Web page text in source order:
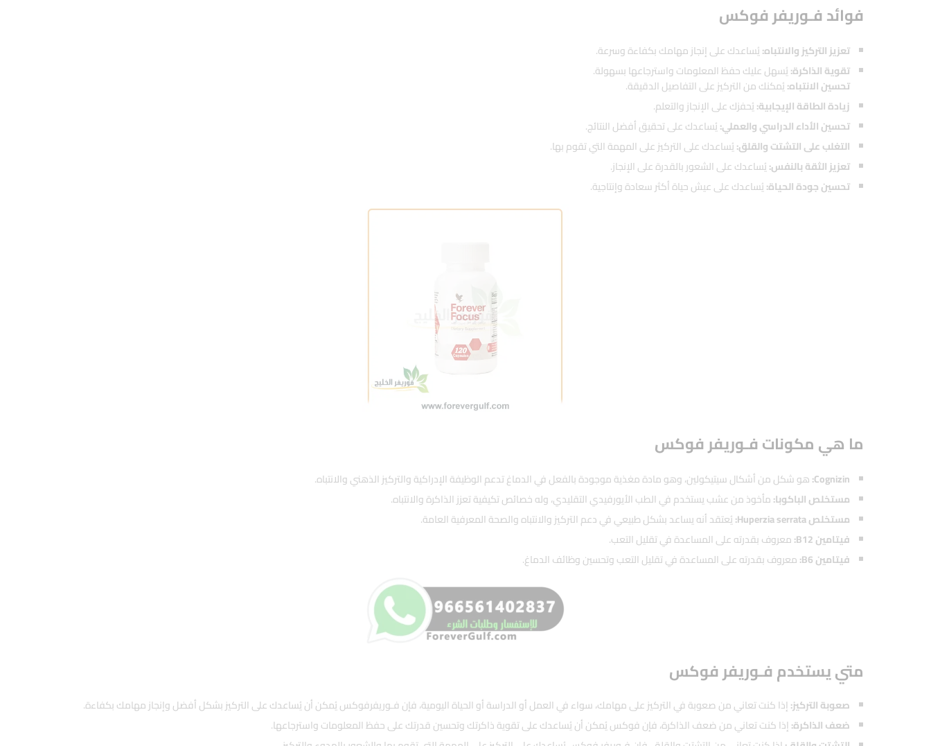
فوائد فـوريفر فوكس
تعزيز التركيز والانتباه:يُساعدك على إنجاز مهامك بكفاءة وسرعة.
تقوية الذاكرة:يُسهل عليك حفظ المعلومات واسترجاعها بسهولة.
تحسين الانتباه:يُمكنك من التركيز على التفاصيل الدقيقة.
زيادة الطاقة الإيجابية:يُحفزك على الإنجاز والتعلم.
تحسين الأداء الدراسي والعملي:يُساعدك على تحقيق أفضل النتائج.
التغلب على التشتت والقلق:يُساعدك على التركيز على المهمة التي تقوم بها.
تعزيز الثقة بالنفس:يُساعدك على الشعور بالقدرة على الإنجاز.
تحسين جودة الحياة:يُساعدك على عيش حياة أكثر سعادة وإنتاجية.
ما هي مكونات فـوريفر فوكس
Cognizin: هو شكل من أشكال سيتيكولين، وهو مادة مغذية موجودة بالفعل في الدماغ تدعم الوظيفة الإدراكية والتركيز الذهني والانتباه.
مستخلص الباكوبا:مأخوذ من عشب يستخدم في الطب الأيورفيدي التقليدي، وله خصائص تكيفية تعزز الذاكرة والانتباه.
مستخلص Huperzia serrata:
يُعتقد أنه يساعد بشكل طبيعي في دعم التركيز والانتباه والصحة المعرفية العامة.
فيتامين B12:
معروف بقدرته على المساعدة في تقليل التعب.
فيتامين B6:
معروف بقدرته على المساعدة في تقليل التعب وتحسين وظائف الدماغ.
متي يستخدم فـوريفر فوكس
صعوبة التركيز:إذا كنت تعاني من صعوبة في التركيز على مهامك، سواء في العمل أو الدراسة أو الحياة اليومية، فإن فـوريفرفوكس يُمكن أن يُساعدك على التركيز بشكل أفضل وإنجاز مهامك بكفاءة.
ضعف الذاكرة:إذا كنت تعاني من ضعف الذاكرة، فإن فوكس يُمكن أن يُساعدك على تقوية ذاكرتك وتحسين قدرتك على حفظ المعلومات واسترجاعها.